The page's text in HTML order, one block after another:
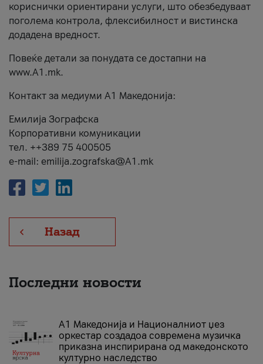
кориснички ориентирани услуги, што обезбедуваат
поголема контрола, флексибилност и вистинска
додадена вредност.
Повеќе детали за понудата се достапни на
www.А1.mk.
Контакт за медиуми А1 Македонија:
Емилија Зографска
Корпоративни комуникации
тел. ++389 75 400505
e-mail: emilija.zografska@A1.mk
Назад
Последни новости
А1 Македонија и Националниот џез
оркестар создадоа современа музичка
приказна инспирирана од македонското
културно наследство